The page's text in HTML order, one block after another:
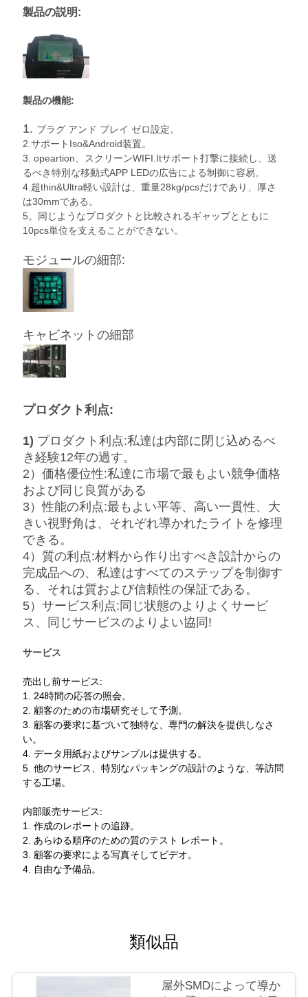
BAIDU
製品の説明:
製品の機能:
1. プラグ アンド プレイ ゼロ設定。
2.サポートIso&Android装置。
3. opeartion、スクリーンWIFI.Itサポート打撃に接続し、送
るべき特別な移動式APP LEDの広告による制御に容易。
4.超thin&Ultra軽い設計は、重量28kg/pcsだけであり、厚さ
は30mmである。
5。同じようなプロダクトと比較されるギャップとともに
10pcs単位を支えることができない。
モジュールの細部:
キャビネットの細部
プロダクト利点:
1) プロダクト利点:私達は内部に閉じ込めるべ
き経験12年の過す。
2）価格優位性:私達に市場で最もよい競争価格
および同じ良質がある
3）性能の利点:最もよい平等、高い一貫性、大
きい視野角は、それぞれ導かれたライトを修理
できる。
4）質の利点:材料から作り出すべき設計からの
完成品への、私達はすべてのステップを制御す
る、それは質および信頼性の保証である。
5）サービス利点:同じ状態のよりよくサービ
ス、同じサービスのよりよい協同!
サービス
売出し前サービス:
1. 24時間の応答の照会。
2. 顧客のための市場研究そして予測。
3. 顧客の要求に基づいて独特な、専門の解決を提供しなさ
い。
4. データ用紙およびサンプルは提供する。
5. 他のサービス、特別なパッキングの設計のような、等訪問
する工場。
内部販売サービス:
1. 作成のレポートの追跡。
2. あらゆる順序のための質のテスト レポート。
3. 顧客の要求による写真そしてビデオ。
4. 自由な予備品。
類似品
屋外SMDによって導か